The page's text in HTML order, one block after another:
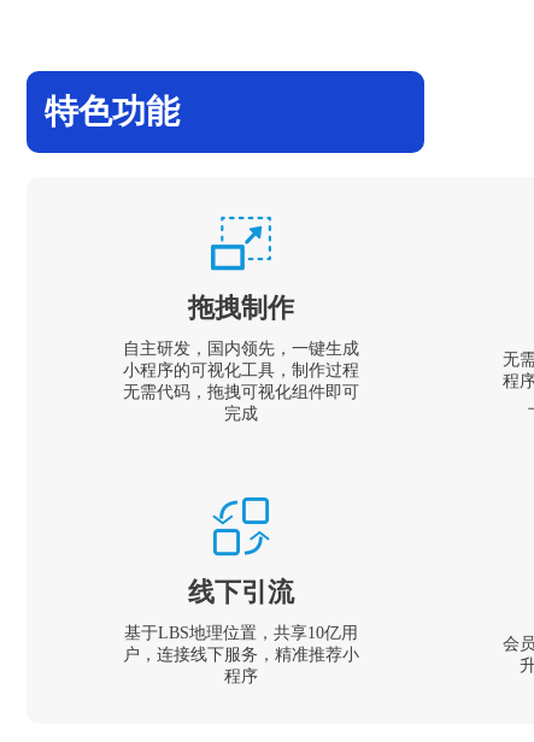
特色功能
拖拽制作
自主研发，国内领先，一键生成
小程序的可视化工具，制作过程
无需代码，拖拽可视化组件即可
完成
无
程
线下引流
基于LBS地理位置，共享10亿用
户，连接线下服务，精准推荐小
程序
会